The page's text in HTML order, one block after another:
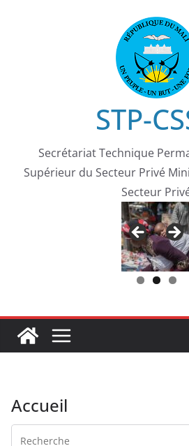
STP-
Secrétariat Technique
Supérieur du Secteur Privé
Secteur
Accueil